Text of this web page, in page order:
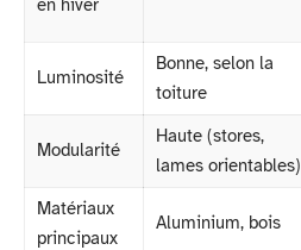
Luminosité
Bonne, selon la
toiture
Modularité
Haute (stores,
lames orientables)
Matériaux
principaux
Aluminium, bois